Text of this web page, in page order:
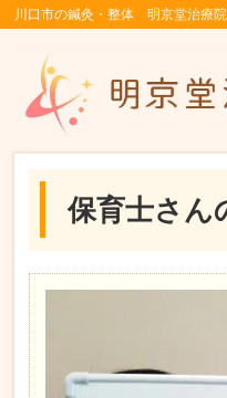
川口市の鍼灸・整体 明京堂治療
保育士さん